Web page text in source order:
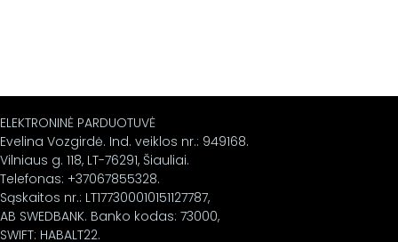
ELEKTRONINĖ PARDUOTUVĖ
Evelina Vozgirdė. Ind. veiklos nr.: 949168.
Vilniaus g. 118, LT-76291, Šiauliai.
Telefonas: +37067855328.
Sąskaitos nr.: LT177300010151127787,
AB SWEDBANK. Banko kodas: 73000,
SWIFT: HABALT22.